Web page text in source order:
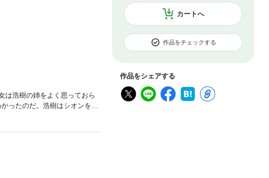
カートへ
作品をチェックする
作品をシェアする
は浩樹の姉をよく思っておら
ったのだ。浩樹はシオンを尾